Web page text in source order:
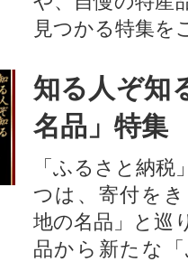
見つかる特集を
知る人ぞ知
名品」特集
「ふるさと納
つは、寄付を
地の名品」と巡
品から新たな